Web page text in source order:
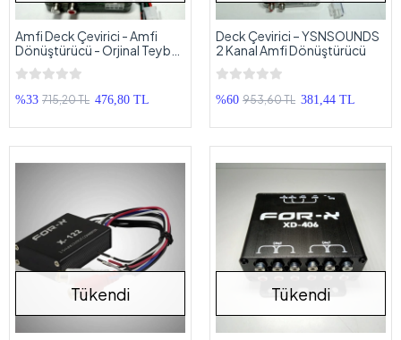
Amfi Deck Çevirici - Amfi
Dönüştürücü - Orjinal Teybe
Amfi Takma Aparatı
%33 715,20 TL 476,80 TL
Deck Çevirici – YSNSOUNDS
2 Kanal Amfi Dönüştürücü
%60 953,60 TL 381,44 TL
Tükendi Tükendi